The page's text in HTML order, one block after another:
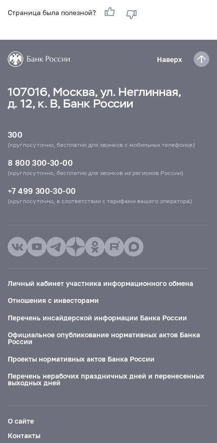
Страница была полезной?
Наверх
107016, Москва, ул. Неглинная,
д. 12, к. В, Банк России
300
(круглосуточно, бесплатно для звонков с мобильных телефонов)
8 800 300-30-00
(круглосуточно, бесплатно для звонков из регионов России)
+7 499 300-30-00
(круглосуточно, в соответствии с тарифами вашего оператора)
Личный кабинет участника информационного обмена
Отношения с инвесторами
Перечень инсайдерской информации Банка России
Официальное опубликование нормативных актов Банка
России
Проекты нормативных актов Банка России
Перечень нерабочих праздничных дней и перенесенных
выходных дней
О сайте
Контакты